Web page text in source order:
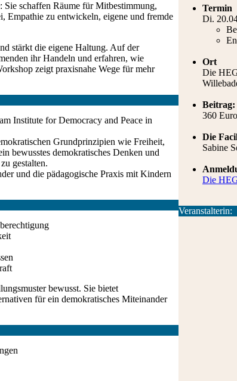
Sie schaffen Räume für Mitbestimmung,
Empathie zu entwickeln, eigene und fremde
stärkt die eigene Haltung. Auf der
ihr Handeln und erfahren, wie
zeigt praxisnahe Wege für mehr
Institute for Democracy and Peace in
Grundprinzipien wie Freiheit,
bewusstes demokratisches Denken und
gestalten.
und die pädagogische Praxis mit Kindern
bewusst. Sie bietet
für ein demokratisches Miteinander
Termin
Di.
Ort
Die
Beitrag:
360
Die
Sabine
Die
Veranstalterin: